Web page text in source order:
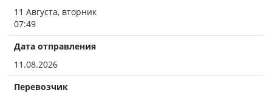
11 Августа, вторник
07:49
Дата отправления
11.08.2026
Перевозчик